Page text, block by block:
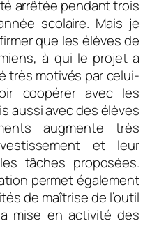
arrêtée pendant trois
scolaire. Mais je
que les élèves de
à qui le projet a
très motivés par celui-
coopérer avec les
aussi avec des élèves
augmente très
et leur
tâches proposées.
permet également
de maîtrise de l’outil
mise en activité des